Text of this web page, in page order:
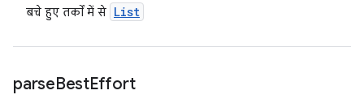
बचे हुए तर्कों में से List
parseBestEffort